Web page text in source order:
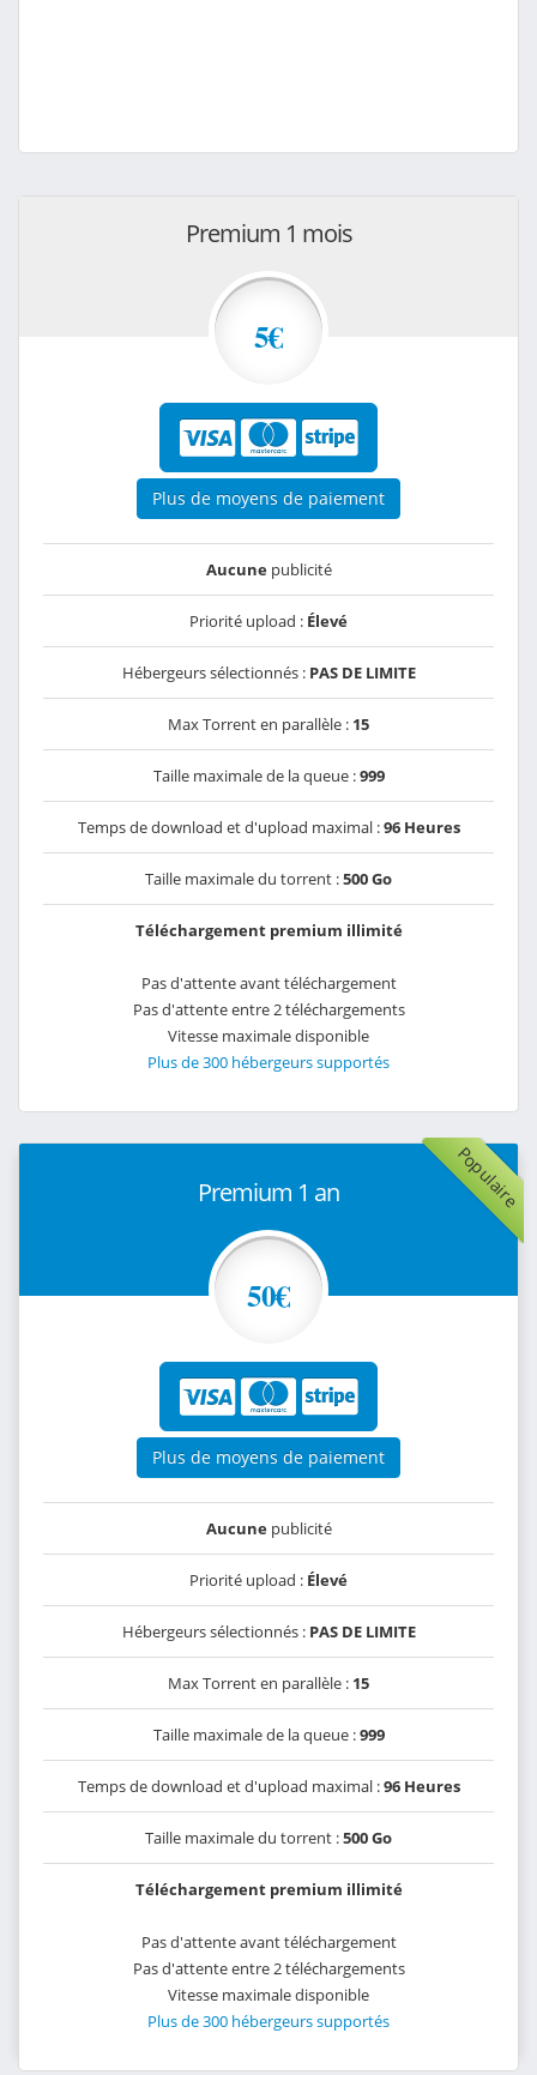
Premium 1 mois
5€
Plus de moyens de paiement
Aucunepublicité
Priorité upload : Élevé
Hébergeurs sélectionnés : PAS DE LIMITE
Max Torrent en parallèle : 15
Taille maximale de la queue :999
Temps de download et d'upload maximal :96 Heures
Taille maximale du torrent :500 Go
Téléchargement premium illimité
Pas d'attente avant téléchargement
Pas d'attente entre 2 téléchargements
Vitesse maximale disponible
Plus de 300 hébergeurs supportés
Populaire
Premium 1 an
50€
Plus de moyens de paiement
Aucunepublicité
Priorité upload : Élevé
Hébergeurs sélectionnés : PAS DE LIMITE
Max Torrent en parallèle : 15
Taille maximale de la queue :999
Temps de download et d'upload maximal :96 Heures
Taille maximale du torrent :500 Go
Téléchargement premium illimité
Pas d'attente avant téléchargement
Pas d'attente entre 2 téléchargements
Vitesse maximale disponible
Plus de 300 hébergeurs supportés